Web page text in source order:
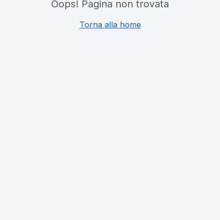
Oops! Pagina non trovata
Torna alla home